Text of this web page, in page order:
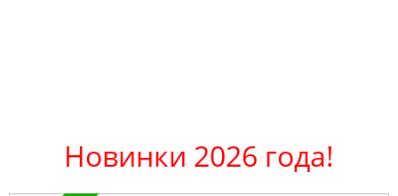
Новинки 2026 года!